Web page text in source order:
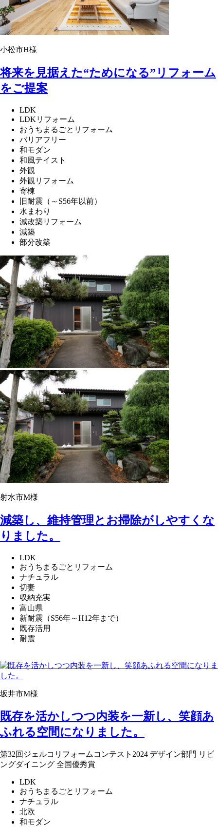
小松市H様
将来を見据えた“ためになる”リフォーム
をご提案
LDK
LDKリフォーム
おうちまるごとリフォーム
バリアフリー
和モダン
和風テイスト
外観
外観リフォーム
寄棟
旧耐震（～S56年以前）
水まわり
減改築リフォーム
減築
部分改築
射水市M様
減築し、維持管理とお掃除がしやすくな
りました。
LDK
おうちまるごとリフォーム
ナチュラル
切妻
収納充実
富山県
新耐震（S56年～H12年まで）
既存活用
耐震
坂井市M様
既存を活かしつつ内装を一新し、笑顔あ
ふれる空間になりました。
第32回ジェルコリフォームコンテスト2024 デザイン部門 リビ
ングダイニング 全国優秀賞
LDK
おうちまるごとリフォーム
ナチュラル
北欧
和モダン